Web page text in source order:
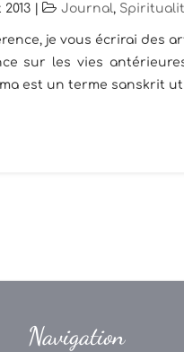
2013 Journal,
je vous écrirai des
sur les vies
est un terme sanskrit
Navigation